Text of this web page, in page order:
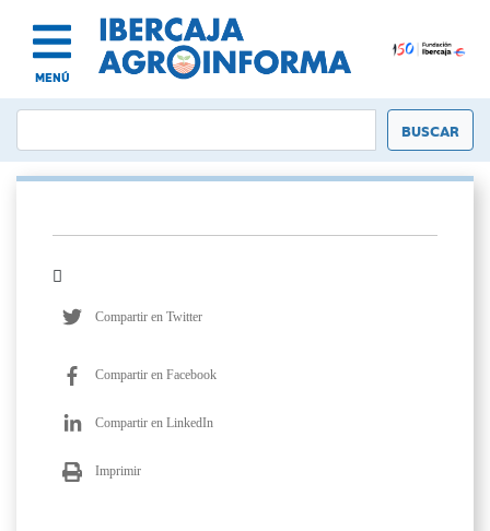
MENÚ
Compartir en Twitter
Compartir en Facebook
Compartir en LinkedIn
Imprimir